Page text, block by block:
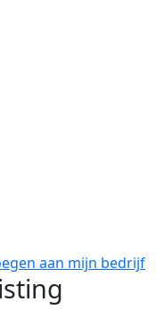
aan mijn bedrijf